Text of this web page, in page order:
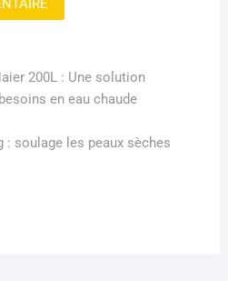
200L : Une solution
en eau chaude
: soulage les peaux sèches